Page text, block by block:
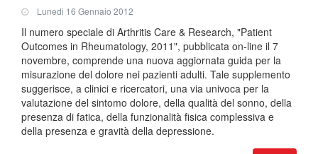
Lunedi 16 Gennaio 2012
Il numero speciale di Arthritis Care & Research, "Patient
Outcomes in Rheumatology, 2011", pubblicata on-line il 7
novembre, comprende una nuova aggiornata guida per la
misurazione del dolore nei pazienti adulti. Tale supplemento
suggerisce, a clinici e ricercatori, una via univoca per la
valutazione del sintomo dolore, della qualità del sonno, della
presenza di fatica, della funzionalità fisica complessiva e
della presenza e gravità della depressione.